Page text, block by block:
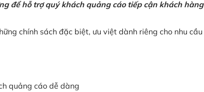
để hỗ trợ quý khách quảng cáo tiếp cận khách hàng
chính sách đặc biệt, ưu việt dành riêng cho nhu cầu
quảng cáo dễ dàng